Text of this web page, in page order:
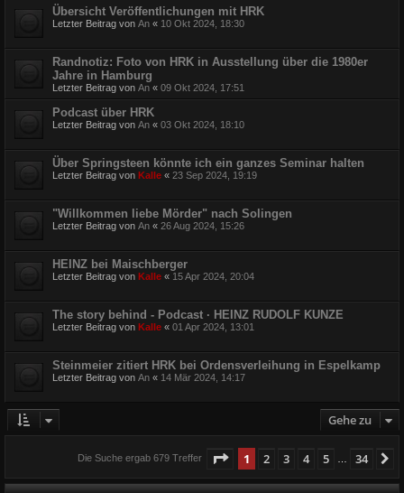
Übersicht Veröffentlichungen mit HRK
Letzter Beitrag von An « 10 Okt 2024, 18:30
Randnotiz: Foto von HRK in Ausstellung über die 1980er
Jahre in Hamburg
Letzter Beitrag von An « 09 Okt 2024, 17:51
Podcast über HRK
Letzter Beitrag von An « 03 Okt 2024, 18:10
Über Springsteen könnte ich ein ganzes Seminar halten
Letzter Beitrag von Kalle « 23 Sep 2024, 19:19
"Willkommen liebe Mörder" nach Solingen
Letzter Beitrag von An « 26 Aug 2024, 15:26
HEINZ bei Maischberger
Letzter Beitrag von Kalle « 15 Apr 2024, 20:04
The story behind - Podcast · HEINZ RUDOLF KUNZE
Letzter Beitrag von Kalle « 01 Apr 2024, 13:01
Steinmeier zitiert HRK bei Ordensverleihung in Espelkamp
Letzter Beitrag von An « 14 Mär 2024, 14:17
Gehe zu
Die Suche ergab 679 Treffer Seite 1von 34
1 2 3 4 5 34